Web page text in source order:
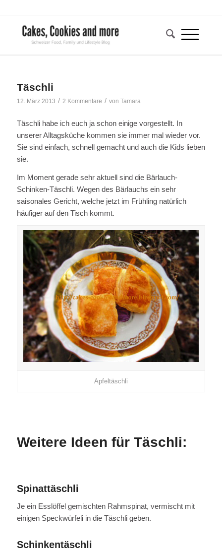
Täschli
12. März 2013 / 2 Kommentare / von Tamara
Täschli habe ich euch ja schon einige vorgestellt. In
unserer Alltagsküche kommen sie immer mal wieder vor.
Sie sind einfach, schnell gemacht und auch die Kids lieben
sie.
Im Moment gerade sehr aktuell sind die Bärlauch-
Schinken-Täschli. Wegen des Bärlauchs ein sehr
saisonales Gericht, welche jetzt im Frühling natürlich
häufiger auf den Tisch kommt.
Apfeltäschli
Weitere Ideen für Täschli:
Spinattäschli
Je ein Esslöffel gemischten Rahmspinat, vermischt mit
einigen Speckwürfeli in die Täschli geben.
Schinkentäschli